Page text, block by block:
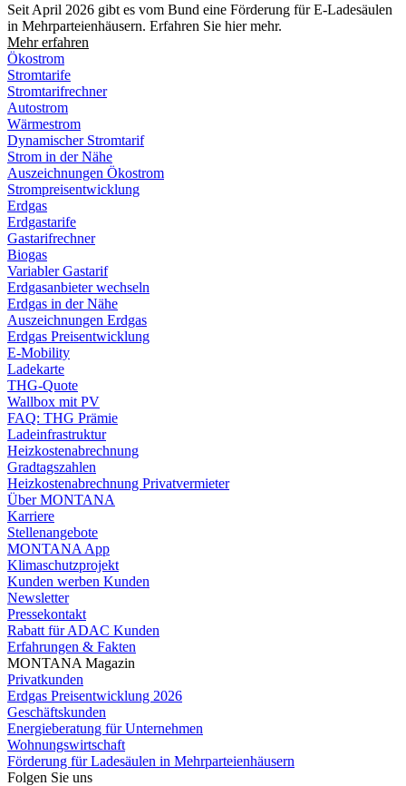
Seit April 2026 gibt es vom Bund eine Förderung für E‑Ladesäulen
in Mehrparteienhäusern. Erfahren Sie hier mehr.
Mehr erfahren
Ökostrom
Stromtarife
Stromtarifrechner
Autostrom
Wärmestrom
Dynamischer Stromtarif
Strom in der Nähe
Auszeichnungen Ökostrom
Strompreisentwicklung
Erdgas
Erdgastarife
Gastarifrechner
Biogas
Variabler Gastarif
Erdgasanbieter wechseln
Erdgas in der Nähe
Auszeichnungen Erdgas
Erdgas Preisentwicklung
E-Mobility
Ladekarte
THG-Quote
Wallbox mit PV
FAQ: THG Prämie
Ladeinfrastruktur
Heizkostenabrechnung
Gradtagszahlen
Heizkostenabrechnung Privatvermieter
Über MONTANA
Karriere
Stellenangebote
MONTANA App
Klimaschutzprojekt
Kunden werben Kunden
Newsletter
Pressekontakt
Rabatt für ADAC Kunden
Erfahrungen & Fakten
MONTANA Magazin
Privatkunden
Erdgas Preisentwicklung 2026
Geschäftskunden
Energieberatung für Unternehmen
Wohnungswirtschaft
Förderung für Ladesäulen in Mehrparteienhäusern
Folgen Sie uns